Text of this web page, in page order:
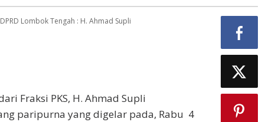
Lombok Tengah : H. Ahmad Supli
Fraksi PKS, H. Ahmad Supli
paripurna yang digelar pada, Rabu 4